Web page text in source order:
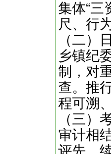
集体“三
尺、行
（二）
乡镇纪
制，对
查。推
程可溯
（三）
审计相
评先、